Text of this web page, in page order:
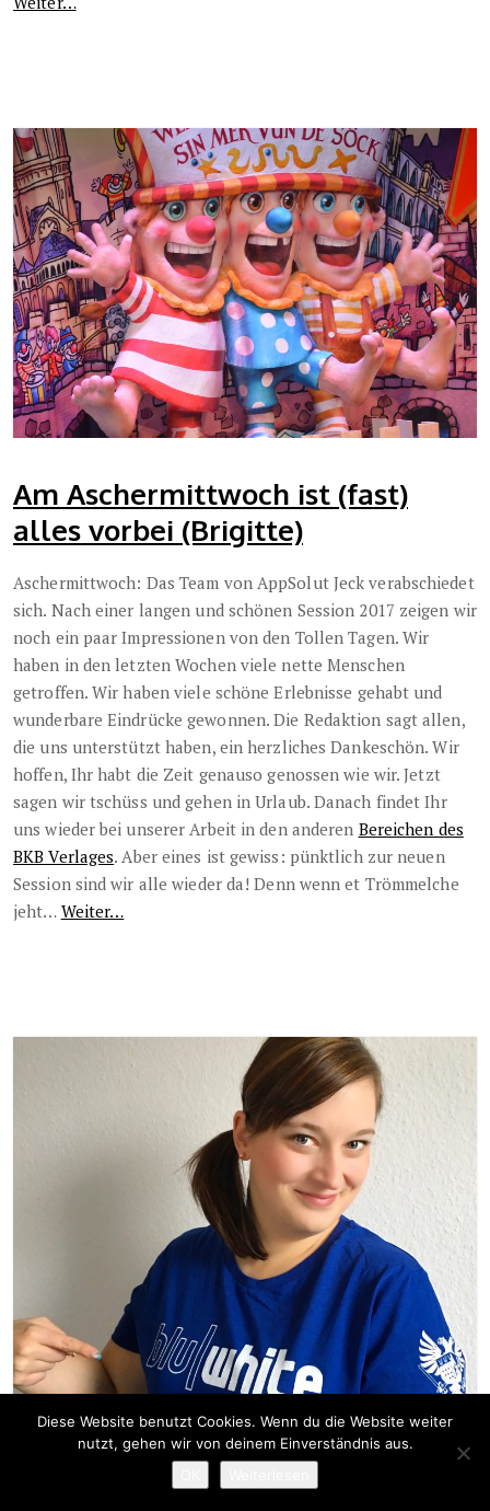
Am Aschermittwoch ist (fast)
alles vorbei (Brigitte)
Aschermittwoch: Das Team von AppSolut Jeck verabschiedet
sich. Nach einer langen und schönen Session 2017 zeigen wir
noch ein paar Impressionen von den Tollen Tagen. Wir
haben in den letzten Wochen viele nette Menschen
getroffen. Wir haben viele schöne Erlebnisse gehabt und
wunderbare Eindrücke gewonnen. Die Redaktion sagt allen,
die uns unterstützt haben, ein herzliches Dankeschön. Wir
hoffen, Ihr habt die Zeit genauso genossen wie wir. Jetzt
sagen wir tschüss und gehen in Urlaub. Danach findet Ihr
uns wieder bei unserer Arbeit in den anderen Bereichen des
BKB Verlages. Aber eines ist gewiss: pünktlich zur neuen
Session sind wir alle wieder da! Denn wenn et Trömmelche
jeht… Weiter…
Neues Party-Format: Karneval
Diese Website benutzt Cookies. Wenn du die Website weiter
nutzt, gehen wir von deinem Einverständnis aus.